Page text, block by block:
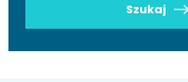
Szukaj